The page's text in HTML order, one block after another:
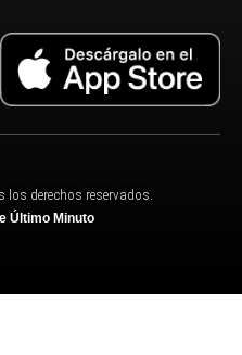
derechos reservados.
Último Minuto